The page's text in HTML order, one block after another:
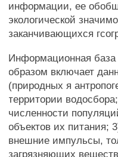
информации, ее
экологической
заканчивающихся
Информационная база
образом включает
(природных я
территории
численности
объектов их питания;
внешние импульсы,
загрязняющих